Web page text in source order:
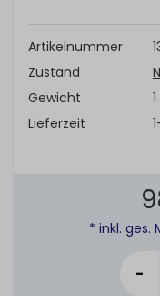
Artikelnummer
Zustand
Gewicht
Lieferzeit
* inkl. ges.
-